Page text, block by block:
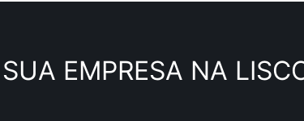
EMPRESA NA